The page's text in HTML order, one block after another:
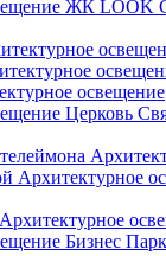
освещение
Архитектурное